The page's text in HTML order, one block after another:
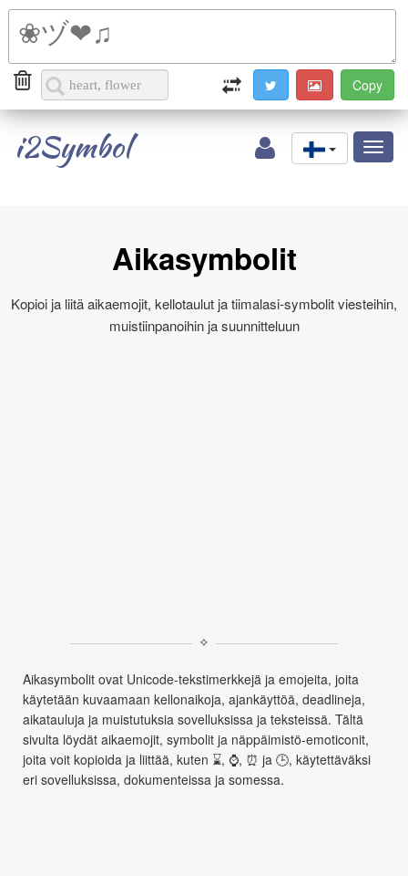
i2Symbol
Aikasymbolit
Kopioi ja liitä aikaemojit, kellotaulut ja tiimalasi‑symbolit viesteihin,
muistiinpanoihin ja suunnitteluun
✧
Aikasymbolit ovat Unicode‑tekstimerkkejä ja emojeita, joita
käytetään kuvaamaan kellonaikoja, ajankäyttöä, deadlineja,
aikatauluja ja muistutuksia sovelluksissa ja teksteissä. Tältä
sivulta löydät aikaemojit, symbolit ja näppäimistö‑emoticonit,
joita voit kopioida ja liittää, kuten ⌛, ⌚, ⏰ ja 🕒, käytettäväksi
eri sovelluksissa, dokumenteissa ja somessa.